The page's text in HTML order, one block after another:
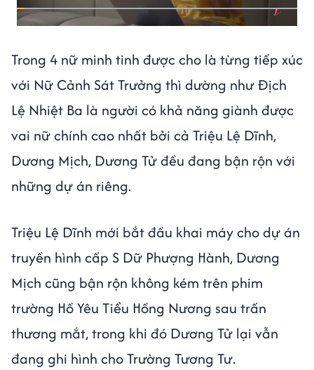
Trong 4 nữ minh tinh được cho là từng tiếp xúc
với Nữ Cảnh Sát Trưởng thì dường như Địch
Lệ Nhiệt Ba là người có khả năng giành được
vai nữ chính cao nhất bởi cả Triệu Lệ Dĩnh,
Dương Mịch, Dương Tử đều đang bận rộn với
những dự án riêng.
Triệu Lệ Dĩnh mới bắt đầu khai máy cho dự án
truyền hình cấp S Dữ Phượng Hành, Dương
Mịch cũng bận rộn không kém trên phim
trường Hồ Yêu Tiểu Hồng Nương sau trấn
thương mắt, trong khi đó Dương Tử lại vẫn
đang ghi hình cho Trường Tương Tư.